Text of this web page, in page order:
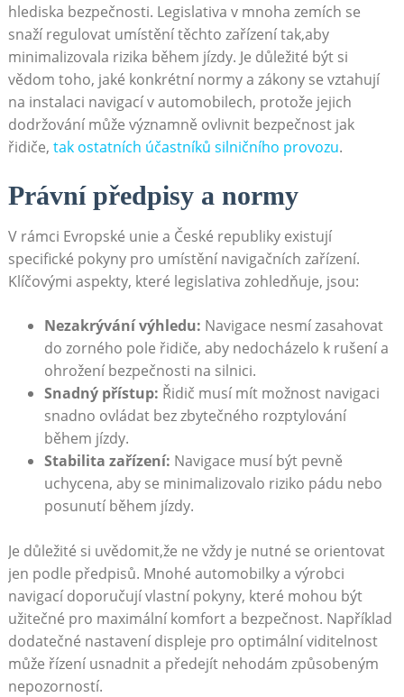
hlediska bezpečnosti. Legislativa v mnoha zemích se⁤
snaží regulovat umístění těchto zařízení tak,aby
minimalizovala rizika během jízdy. Je důležité být si
vědom toho, jaké konkrétní normy ⁣a zákony se vztahují
na instalaci navigací​ v automobilech, protože jejich
dodržování může významně ovlivnit​ bezpečnost jak
řidiče, tak ostatních účastníků silničního provozu.
Právní předpisy‍ a normy
V rámci Evropské unie a České republiky ‍existují
specifické pokyny pro umístění navigačních zařízení.
Klíčovými aspekty, ⁣které legislativa zohledňuje, jsou:
Nezakrývání výhledu: Navigace nesmí zasahovat
do⁤ zorného pole řidiče, aby nedocházelo k rušení a
ohrožení bezpečnosti na silnici.
Snadný přístup: Řidič musí mít možnost navigaci
snadno ovládat‌ bez zbytečného rozptylování
během jízdy.
Stabilita zařízení: Navigace musí být pevně
uchycena, aby se minimalizovalo riziko pádu ​nebo
posunutí během jízdy.
Je důležité si uvědomit,že ne vždy je nutné se orientovat
jen podle ⁤předpisů. Mnohé automobilky a výrobci
navigací doporučují vlastní pokyny, které mohou být
užitečné pro ​maximální komfort a bezpečnost. Například
dodatečné nastavení displeje pro optimální viditelnost
může řízení usnadnit a předejít nehodám způsobeným
nepozorností.